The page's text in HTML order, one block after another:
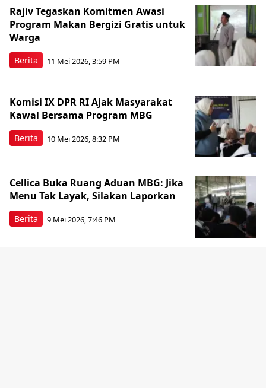
Berita
Rajiv Tegaskan Komitmen Awasi
Program Makan Bergizi Gratis untuk
Warga
11 Mei 2026, 3:59 PM
Berita
Komisi IX DPR RI Ajak Masyarakat
Kawal Bersama Program MBG
10 Mei 2026, 8:32 PM
Berita
Cellica Buka Ruang Aduan MBG: Jika
Menu Tak Layak, Silakan Laporkan
9 Mei 2026, 7:46 PM